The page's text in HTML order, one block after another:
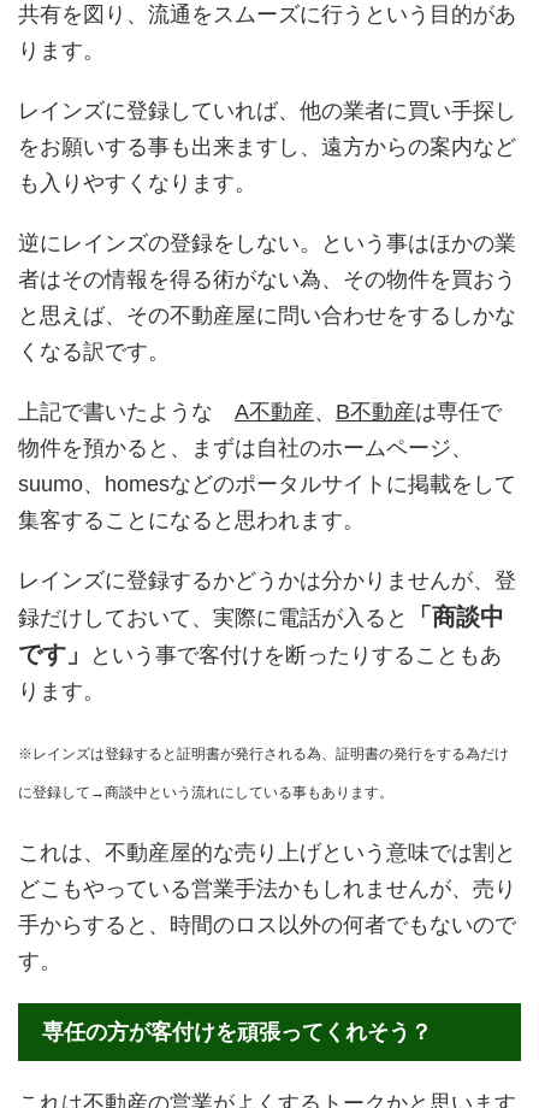
共有を図り、流通をスムーズに行うという目的があ
ります。
レインズに登録していれば、他の業者に買い手探し
をお願いする事も出来ますし、遠方からの案内など
も入りやすくなります。
逆にレインズの登録をしない。という事はほかの業
者はその情報を得る術がない為、その物件を買おう
と思えば、その不動産屋に問い合わせをするしかな
くなる訳です。
上記で書いたような A不動産、 B不動産は専任で
物件を預かると、まずは自社のホームページ、
suumo、homesなどのポータルサイトに掲載をして
集客することになると思われます。
レインズに登録するかどうかは分かりませんが、登
録だけしておいて、実際に電話が入ると
「商談中
です」
という事で客付けを断ったりすることもあ
ります。
※レインズは登録すると証明書が発行される為、証明書の発行をする為だけ
に登録して→商談中という流れにしている事もあります。
これは、不動産屋的な売り上げという意味では割と
どこもやっている営業手法かもしれませんが、売り
手からすると、時間のロス以外の何者でもないので
す。
専任の方が客付けを頑張ってくれそう？